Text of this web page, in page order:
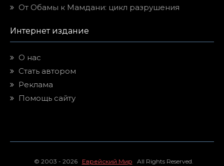
От Обамы к Мамдани: цикл разрушения
Интернет издание
О нас
Стать автором
Реклама
Помощь сайту
© 2003 - 2026 Еврейский Мир All Rights Reserved.